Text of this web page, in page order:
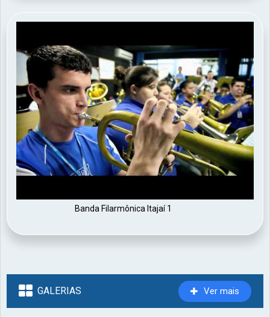
Banda Filarmônica Itajaí 1
GALERIAS Ver mais